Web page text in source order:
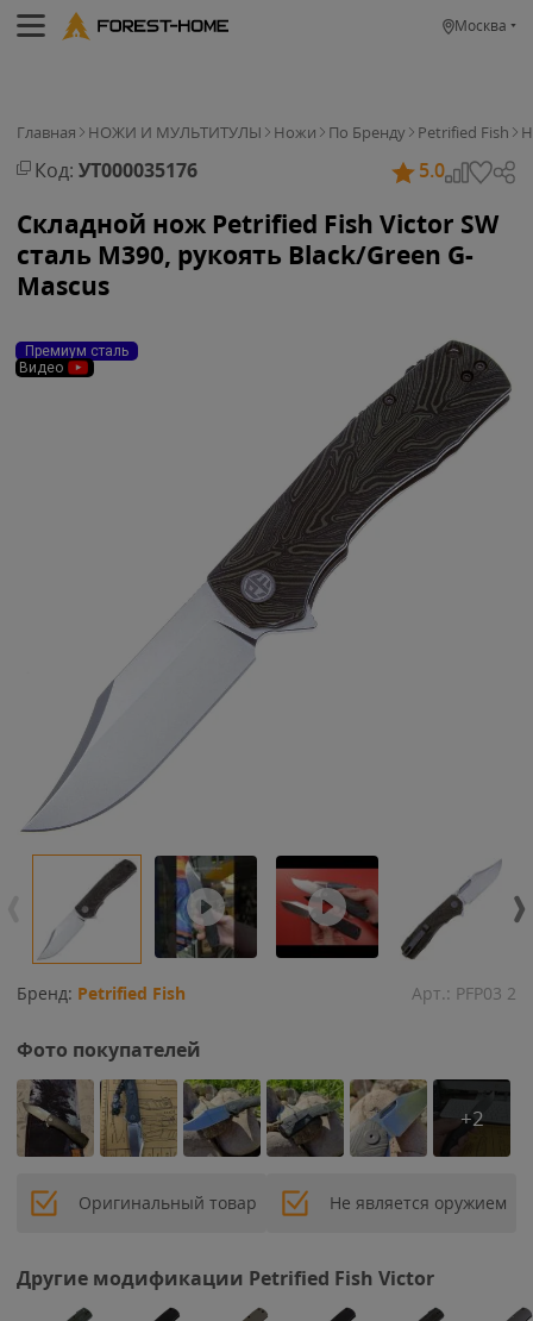
Москва
Главная НОЖИ И МУЛЬТИТУЛЫ Ножи По Бренду Petrified Fish
Код: УТ000035176 5.0
Складной нож Petrified Fish Victor SW
сталь M390, рукоять Black/Green G-
Mascus
Премиум сталь
Видео
Бренд: Petrified Fish Арт.: PFP03 2
Фото покупателей
+2
Оригинальный товар Не является оружием
Другие модификации Petrified Fish Victor